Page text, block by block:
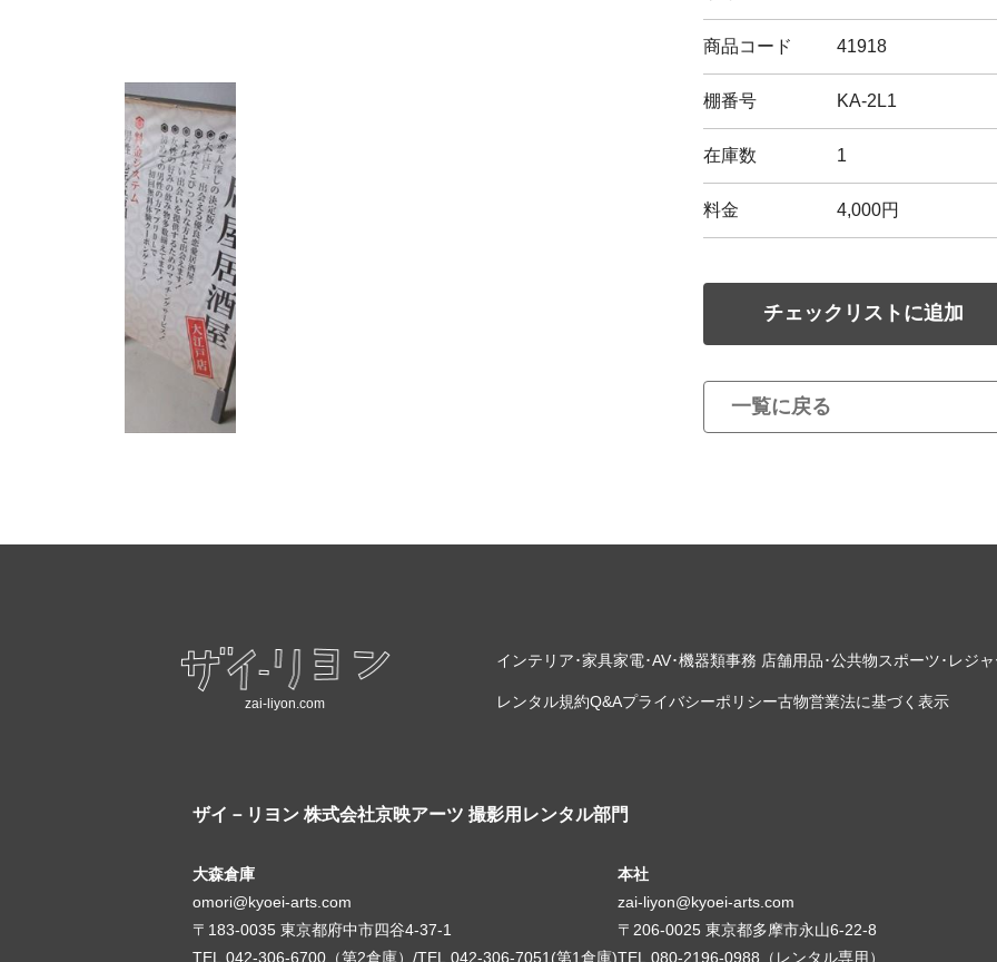
商品コード 41918
棚番号 KA-2L1
在庫数 1
料金 4,000円
チェックリストに追加
一覧に戻る
zai-liyon.com
インテリア･家具家電･AV･機器類事務 店舗用品･公共物スポーツ･レジ
レンタル規約Q&Aプライバシーポリシー古物営業法に基づく表示
ザイ－リヨン 株式会社京映アーツ 撮影用レンタル部門
大森倉庫
omori@kyoei-arts.com
〒183-0035 東京都府中市四谷4-37-1
TEL.042-306-6700（第2倉庫）/TEL.042-306-7051(第1倉庫)
本社
zai-liyon@kyoei-arts.com
〒206-0025 東京都多摩市永山6-22-8
TEL.080-2196-0988（レンタル専用）